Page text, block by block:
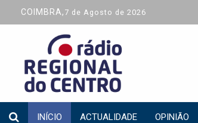
COIMBRA, 7 de Agosto de 2026
INÍCIO ACTUALIDADE OPINIÃO